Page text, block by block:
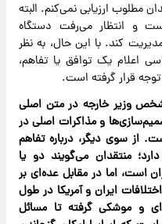
مطلوب ارزیابی نمی‌کنم. البته
و انتظار می‌رفت دستگاه
کند. با این حال، به نظر
اعلام یک توافق یا تفاهم،
قرار گرفته است.
وزیر خارجه در متن اصلی
و مذاکرات اصلی در
از سوی دیگر، درباره تفاهم
منتقدان می‌گویند دو یا
است، اما در مقابل عده‌ای بر
ایران و آمریکا در طول
و موشکی گرفته تا مسائل